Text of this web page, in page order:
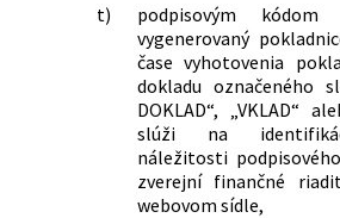
t)
podpisovým
vygenerovaný
čase vyhotovenia
dokladu označeného
DOKLAD“, „VKLAD“
slúži na
náležitosti
zverejní finančné
webovom sídle,